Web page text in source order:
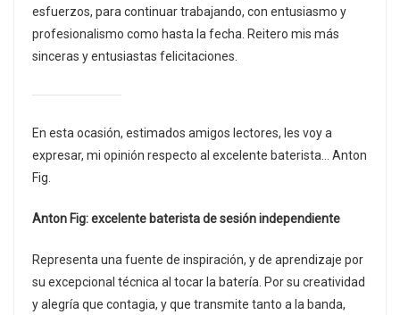
esfuerzos, para continuar trabajando, con entusiasmo y
profesionalismo como hasta la fecha. Reitero mis más
sinceras y entusiastas felicitaciones.
En esta ocasión, estimados amigos lectores, les voy a
expresar, mi opinión respecto al excelente baterista… Anton
Fig.
Anton Fig: excelente baterista de sesión independiente
Representa una fuente de inspiración, y de aprendizaje por
su excepcional técnica al tocar la batería. Por su creatividad
y alegría que contagia, y que transmite tanto a la banda,